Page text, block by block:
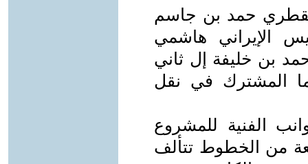
القطري حمد بن جاسم
الإيراني هاشمي
بن خليفة إل ثاني
المشترك في نقل
الفنية للمشروع
من الخطوط تتألف